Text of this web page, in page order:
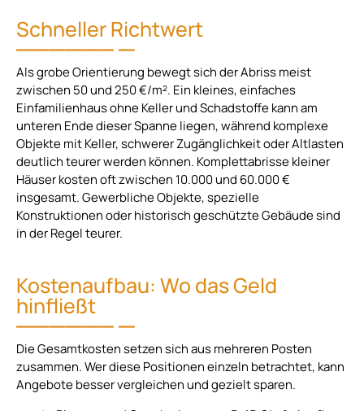
Schneller Richtwert
Als grobe Orientierung bewegt sich der Abriss meist
zwischen 50 und 250 €/m². Ein kleines, einfaches
Einfamilienhaus ohne Keller und Schadstoffe kann am
unteren Ende dieser Spanne liegen, während komplexe
Objekte mit Keller, schwerer Zugänglichkeit oder Altlasten
deutlich teurer werden können. Komplettabrisse kleiner
Häuser kosten oft zwischen 10.000 und 60.000 €
insgesamt. Gewerbliche Objekte, spezielle
Konstruktionen oder historisch geschützte Gebäude sind
in der Regel teurer.
Kostenaufbau: Wo das Geld
hinfließt
Die Gesamtkosten setzen sich aus mehreren Posten
zusammen. Wer diese Positionen einzeln betrachtet, kann
Angebote besser vergleichen und gezielt sparen.